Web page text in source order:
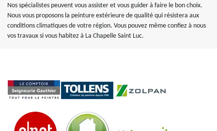
Nos spécialistes peuvent vous assister et vous guider à faire le bon choix.
Nous vous proposons la peinture extérieure de qualité qui résistera aux
conditions climatiques de votre région. Vous pouvez même confiez à nous
vos travaux si vous habitez à La Chapelle Saint Luc.